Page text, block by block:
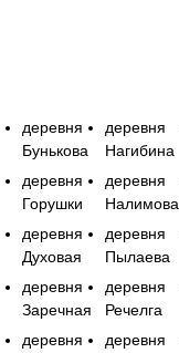
деревня
Бунькова
деревня
Горушки
деревня
Духовая
деревня
Заречная
деревня
деревня
Нагибина
деревня
Налимова
деревня
Пылаева
деревня
Речелга
деревня